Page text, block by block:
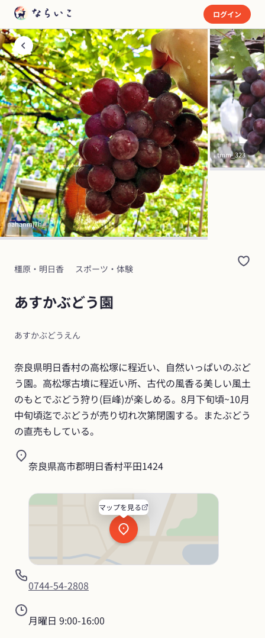
ログイン
nahanmj7h_
tmm_323
橿原・明日香 スポーツ・体験
あすかぶどう園
あすかぶどうえん
奈良県明日香村の高松塚に程近い、自然いっぱいのぶど
う園。高松塚古墳に程近い所、古代の風香る美しい風土
のもとでぶどう狩り(巨峰)が楽しめる。8月下旬頃~10月
中旬頃迄でぶどうが売り切れ次第閉園する。またぶどう
の直売もしている。
奈良県高市郡明日香村平田1424
マップを見る
0744-54-2808
月曜日 9:00-16:00